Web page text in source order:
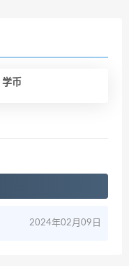
学币
2024年02月09日